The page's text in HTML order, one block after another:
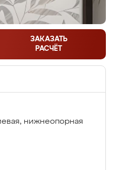
ЗАКАЗАТЬ
РАСЧЁТ
нижнеопорная